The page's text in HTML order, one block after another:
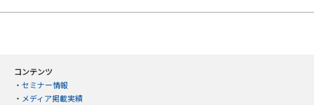
コンテンツ
・ セミナー情報
・ メディア掲載実績